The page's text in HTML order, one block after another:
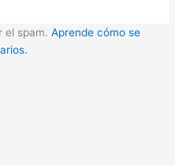
el spam.Aprende cómo se